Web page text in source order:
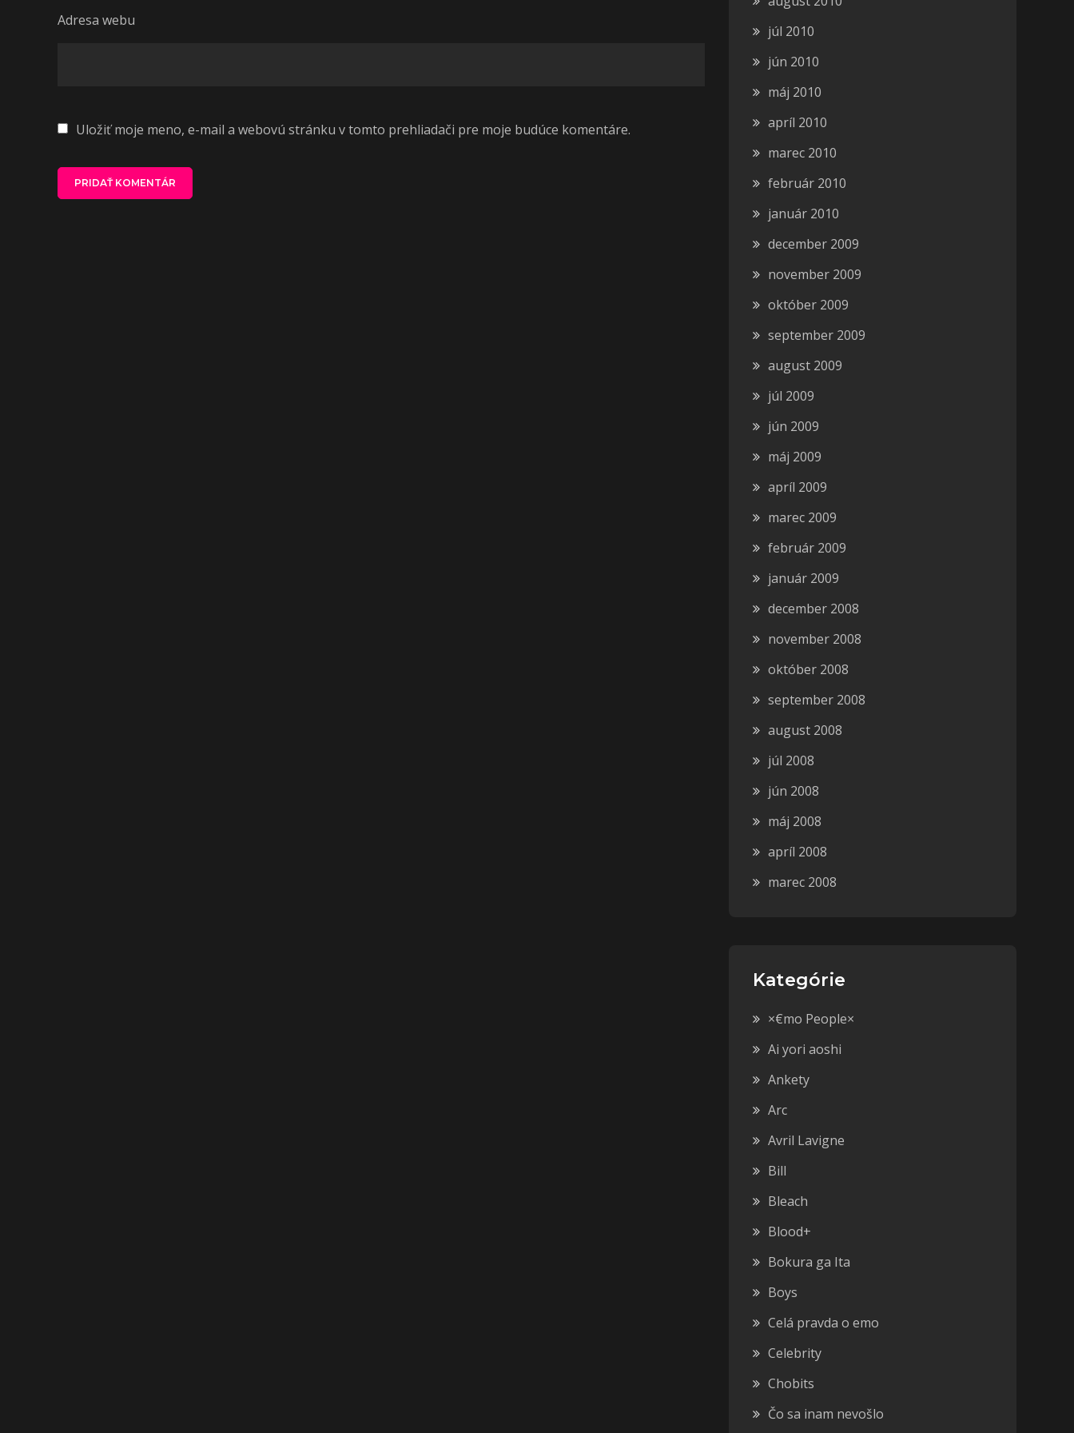
Adresa webu
Uložiť moje meno, e-mail a webovú stránku v tomto prehliadači pre moje budúce komentáre.
júl 2010
jún 2010
máj 2010
apríl 2010
marec 2010
február 2010
január 2010
december 2009
november 2009
október 2009
september 2009
august 2009
júl 2009
jún 2009
máj 2009
apríl 2009
marec 2009
február 2009
január 2009
december 2008
november 2008
október 2008
september 2008
august 2008
júl 2008
jún 2008
máj 2008
apríl 2008
marec 2008
Kategórie
×€mo People×
Ai yori aoshi
Ankety
Arc
Avril Lavigne
Bill
Bleach
Blood+
Bokura ga Ita
Boys
Celá pravda o emo
Celebrity
Chobits
Čo sa inam nevošlo